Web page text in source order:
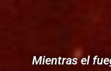
Mientras el